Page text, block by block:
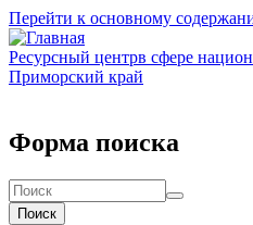
Перейти к основному
Ресурсный центрв сфере
Приморский край
Форма поиска
Поиск